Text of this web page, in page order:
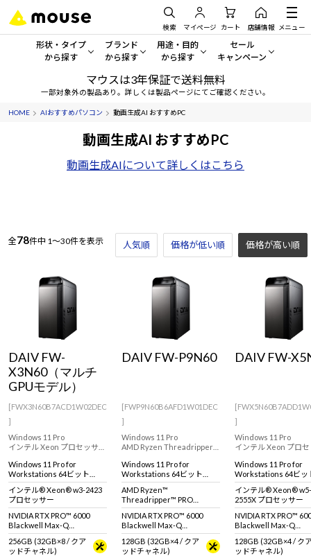
検索 マイページ カート 店舗情報 メニュー
形状・タイプ
から探す
形状・タイプから探す をすべてみる
デスクトップPC
ワークステーション
ディスプレイ
Windows 11
ブランド
から探す
mouse
G TUNE
NEXTGEAR
iiyama
|Copilot+ PC
用途・目的
から探す
一般向けパソコン
ゲーミングPC・ゲーム向けパソコン
クリエイティブ向け
スペック/パーツ別
AIおすすめパソコン
Windows 11
セール
キャンペーン
セール・キャンペー
アウトレットパソコン
Windows 11|Copilot+ PC
マウスは3年保証で送料無料
一部対象外の製品あり。詳しくは製品ページにてご確認ください。
HOME AIおすすめパソコン 動画生成AI おすすめPC
動画生成AI おすすめPC
動画生成AIについて詳しくはこちら
全78件中 1～30件を表示 人気順 価格が低い順 価格が高い順
DAIV FW-
X3N60（マルチ
GPUモデル）
[FWX3N60B7ACD1W02DEC
]
Windows 11 Pro
インテル Xeon プロセッサー
向けのパフォーマンスを発
揮するNVIDIA RTX PRO 6000
採用のクリエイター向けワ
ークステーション。
Windows 11 Pro for
Workstations 64ビット
(DSP)
インテル® Xeon® w3-2423
プロセッサー
NVIDIA RTX PRO™ 6000
Blackwell Max-Q
Workstation Edition × 2基
256GB (32GB×8 / クア
ッドチャネル)
DAIV FW-P9N60
[FWP9N60B6AFD1W01DEC
]
Windows 11 Pro
AMD Ryzen Threadripper
搭載したビジュアリゼーシ
ョンなどにおすすめのクリ
エイティブ向けワークステ
ーション。
Windows 11 Pro for
Workstations 64ビット
(DSP)
AMD Ryzen™
Threadripper™ PRO
9995WX プロセッサ
NVIDIA RTX PRO™ 6000
Blackwell Max-Q
Workstation Edition
128GB (32GB×4 / クア
ッドチャネル)
DAIV FW-
]
Windows 11 Pro
インテル Xeon プロ
向けのパフォーマン
揮するNVIDIA RTX
採用のクリエイター
ークステーション。
Windows 11 Pro for
Workstations 64ビッ
(DSP)
インテル® Xeon® w5-
2555X プロセッサー
NVIDIA RTX PRO™
Blackwell Max-Q
Workstation Edition
128GB (32GB×4 / ク
ッドチャネル)